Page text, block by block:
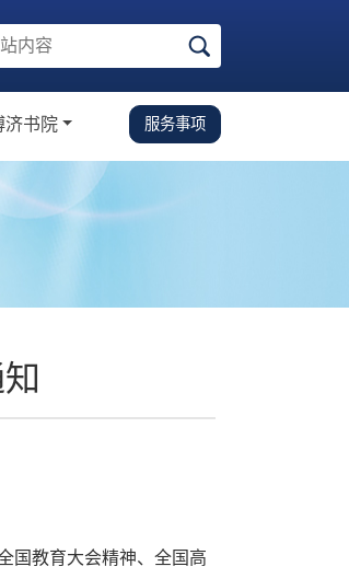
济书院
校园生活指南
党建思政
服务事项
国教育大会精神、全国高